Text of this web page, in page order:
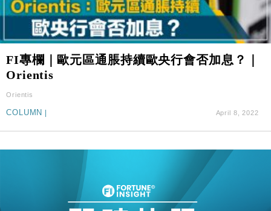
FI專欄｜歐元區通脹持續歐央行會否加息？｜
Orientis
Orientis
COLUMN April 8, 2022